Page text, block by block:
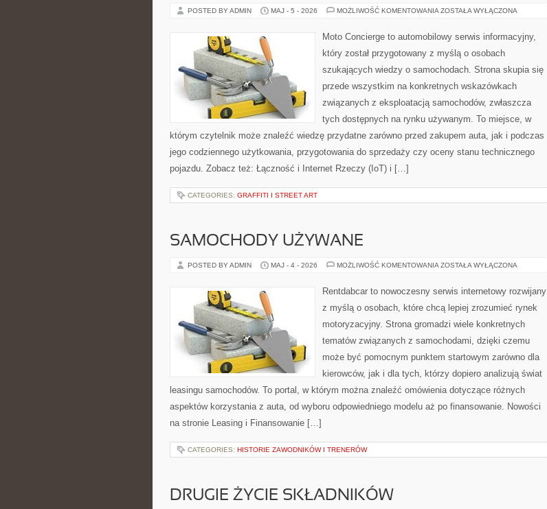
POSTED BY ADMIN MAJ - 5 - 2026 MOŻLIWOŚĆ KOMENTOWANIA ŁĄCZNOŚĆ
(IOT)
ZOSTAŁA WYŁĄCZONA
Moto Concierge to automobilowy serwis informacyjny,
który został przygotowany z myślą o osobach
szukających wiedzy o samochodach. Strona skupia się
przede wszystkim na konkretnych wskazówkach
związanych z eksploatacją samochodów, zwłaszcza
tych dostępnych na rynku używanym. To miejsce, w
którym czytelnik może znaleźć wiedzę przydatne zarówno przed zakupem auta, jak i podczas
jego codziennego użytkowania, przygotowania do sprzedaży czy oceny stanu technicznego
pojazdu. Zobacz też: Łączność i Internet Rzeczy (IoT) i […]
CATEGORIES: GRAFFITI I STREET ART
SAMOCHODY UŻYWANE
POSTED BY ADMIN MAJ - 4 - 2026 MOŻLIWOŚĆ KOMENTOWANIA SAMOCHODY
ZOSTAŁA WYŁĄCZONA
Rentdabcar to nowoczesny serwis internetowy rozwijany
z myślą o osobach, które chcą lepiej zrozumieć rynek
motoryzacyjny. Strona gromadzi wiele konkretnych
tematów związanych z samochodami, dzięki czemu
może być pomocnym punktem startowym zarówno dla
kierowców, jak i dla tych, którzy dopiero analizują świat
leasingu samochodów. To portal, w którym można znaleźć omówienia dotyczące różnych
aspektów korzystania z auta, od wyboru odpowiedniego modelu aż po finansowanie. Nowości
na stronie Leasing i Finansowanie […]
CATEGORIES: HISTORIE ZAWODNIKÓW I TRENERÓW
DRUGIE ŻYCIE SKŁADNIKÓW